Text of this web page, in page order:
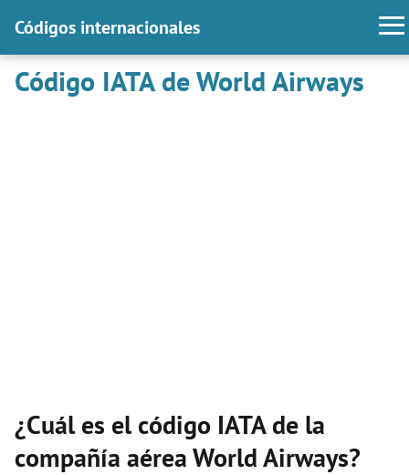
Códigos internacionales
Código IATA de World Airways
¿Cuál es el código IATA de la
compañía aérea World Airways?